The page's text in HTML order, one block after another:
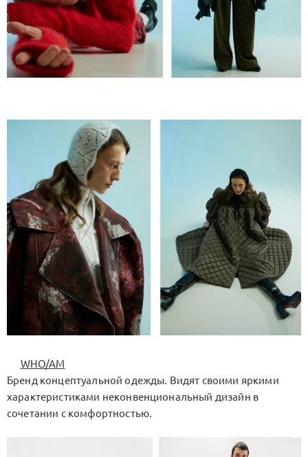
WHO/AM
Бренд концептуальной одежды. Видят своими яркими
характеристиками неконвенциональный дизайн в
сочетании с комфортностью.